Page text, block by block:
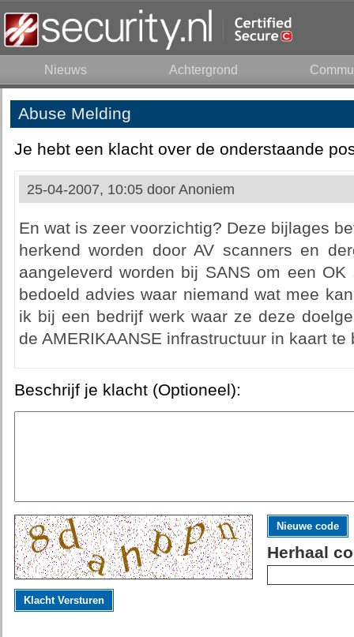
Nieuws Achtergrond
Abuse Melding
Je hebt een klacht over de onderstaande
25-04-2007, 10:05 door Anoniem
En wat is zeer voorzichtig? Deze bijlages
herkend worden door AV scanners en
aangeleverd worden bij SANS om een
bedoeld advies waar niemand wat mee
ik bij een bedrijf werk waar ze deze
de AMERIKAANSE infrastructuur in kaart te
Beschrijf je klacht (Optioneel):
Nieuwe code
Herhaal
Klacht Versturen